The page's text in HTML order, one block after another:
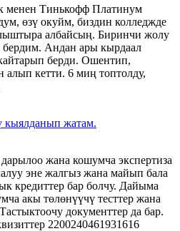
менен Тинькофф Платинум
өзү окуйм, биздин колледжде
албайсың. Биринчи жолу
бердим. Андан ары кырдаал
берди. Ошентип,
кетти. 6 миң топтолду,
кыялданып жатам.
жана кошумча экспертиза
эне жалгыз жана майып бала
кредиттер бар болчу. Дайыма
акы төлөнүүчү тесттер жана
документтер да бар.
2200240461931616